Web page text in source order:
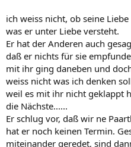
ich weiss nicht, ob seine
was er unter Liebe versteht.
Er hat der Anderen auch
daß er nichts für sie
mit ihr ging daneben und
weiss nicht was ich denken
weil es mit ihr nicht geklappt
die Nächste......
Er schlug vor, daß wir ne
hat er noch keinen Termin.
miteinander geredet, sind